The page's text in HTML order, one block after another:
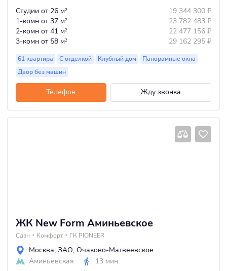
Студии от 26 м2 19 344 300 ₽
1-комн от 37 м2 23 782 483 ₽
2-комн от 41 м2 22 477 156 ₽
3-комн от 58 м2 29 162 295 ₽
61 квартира С отделкой Клубный дом
Панорамные окна
Двор без машин
Телефон Жду звонка
ЖК New Form Аминьевское
Сдан Комфорт ГК PIONEER
Москва, ЗАО, Очаково-Матвеевское
Аминьевская
13 мин